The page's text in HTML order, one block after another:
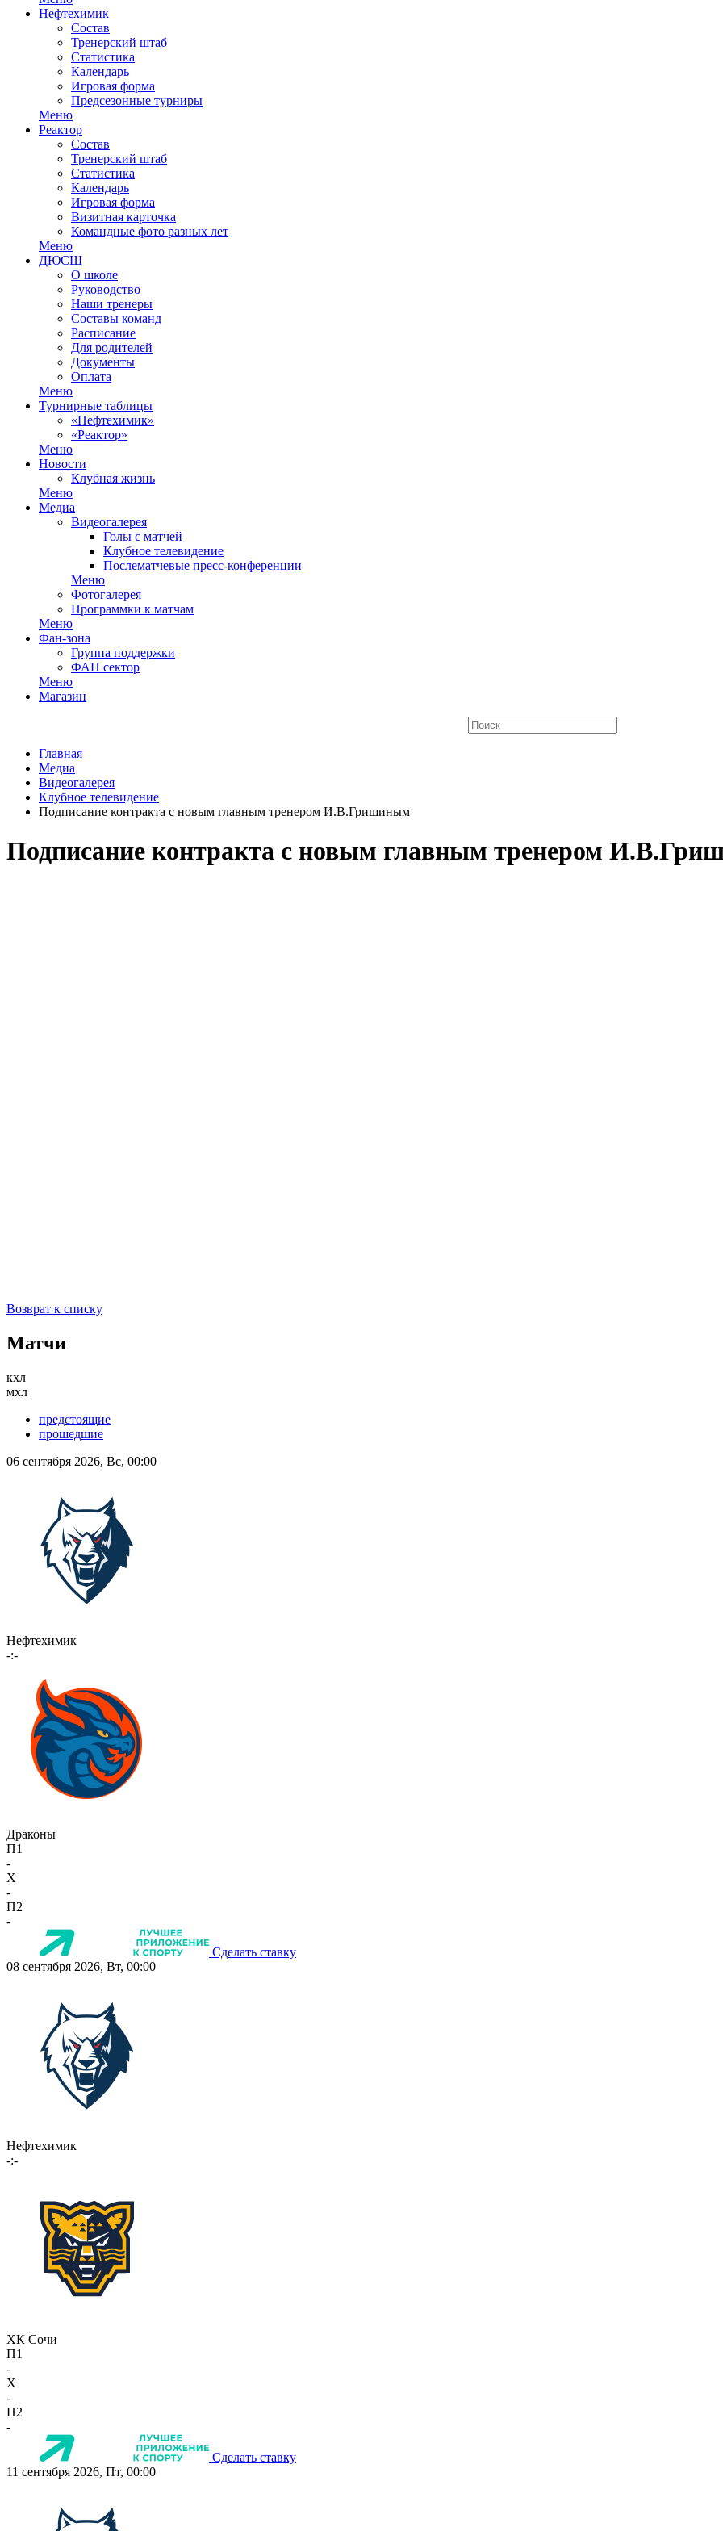
Нефтехимик
Состав
Тренерский штаб
Статистика
Календарь
Игровая форма
Предсезонные турниры
Меню
Реактор
Состав
Тренерский штаб
Статистика
Календарь
Игровая форма
Визитная карточка
Командные фото разных лет
Меню
ДЮСШ
О школе
Руководство
Наши тренеры
Составы команд
Расписание
Для родителей
Документы
Оплата
Меню
Турнирные таблицы
«Нефтехимик»
«Реактор»
Меню
Новости
Клубная жизнь
Меню
Медиа
Видеогалерея
Голы с матчей
Клубное телевидение
Послематчевые пресс-конференции
Меню
Фотогалерея
Программки к матчам
Меню
Фан-зона
Группа поддержки
ФАН сектор
Меню
Магазин
Главная
Медиа
Видеогалерея
Клубное телевидение
Подписание контракта с новым главным тренером И.В.Гришиным
Подписание контракта с новым главным тренером
Возврат к списку
Матчи
кхл
мхл
предстоящие
прошедшие
06 сентября 2026, Вс, 00:00
Нефтехимик
-:-
Драконы
П1
-
X
-
П2
-
Сделать ставку
08 сентября 2026, Вт, 00:00
Нефтехимик
-:-
ХК Сочи
П1
-
X
-
П2
-
Сделать ставку
11 сентября 2026, Пт, 00:00